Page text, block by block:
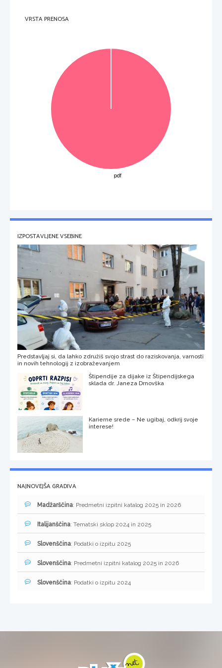
VRSTA PRENOSA
IZPOSTAVLJENE VSEBINE
Predstavljaj si, da lahko združiš svojo strast do raziskovanja, varnosti
in novih tehnologij z izobraževanjem
Štipendije za dijake iz Štipendijskega
sklada dr. Janeza Drnovška
Karierne srede – Ne ugibaj, odkrij svoje
interese!
NAJNOVEJŠA GRADIVA
Madžarščina: Predmetni izpitni katalog 2025 in 2026
Italijanščina: Tematski sklop 2024 in 2025
Slovenščina: Podatki o izpitu 2025
Slovenščina: Predmetni izpitni katalog 2025 in 2026
Slovenščina: Podatki o izpitu 2024